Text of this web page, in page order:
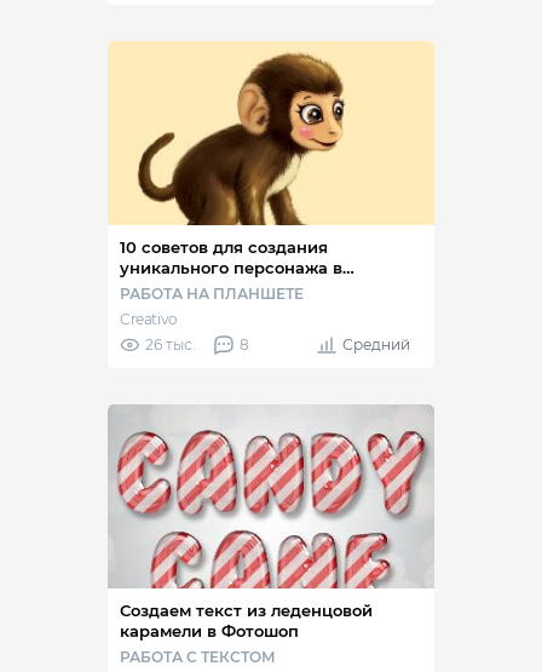
10 советов для создания
уникального персонажа в
Фотошоп
РАБОТА НА ПЛАНШЕТЕ
Creativo
26 тыс.
8 Средний
Создаем текст из леденцовой
карамели в Фотошоп
РАБОТА С ТЕКСТОМ